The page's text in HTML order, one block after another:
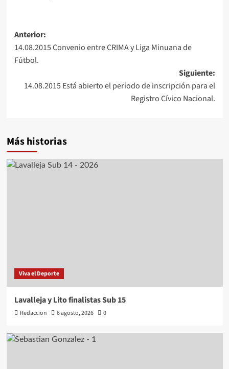
Navegación
de
entradas
Anterior:
14.08.2015 Convenio entre CRIMA y Liga Minuana de
Fútbol.
Siguiente:
14.08.2015 Está abierto el período de inscripción para el
Registro Cívico Nacional.
Más historias
Viva el Deporte
Lavalleja y Lito finalistas Sub 15
Redaccion 6 agosto, 2026 0